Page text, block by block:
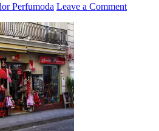
Perfumoda Leave a Comment